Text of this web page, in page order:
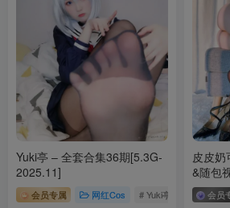
Yuki亭 – 全套合集36期[5.3G-
2025.11]
会员专属 网红Cos # Yuki亭
皮皮奶
&随包
会员